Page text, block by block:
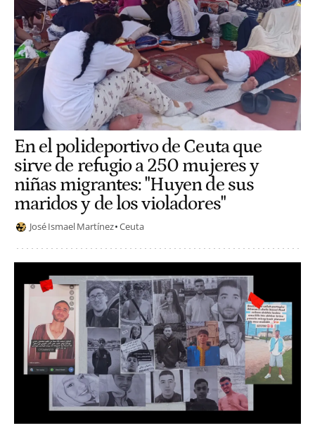
En el polideportivo de Ceuta que
sirve de refugio a 250 mujeres y
niñas migrantes: "Huyen de sus
maridos y de los violadores"
José Ismael Martínez Ceuta